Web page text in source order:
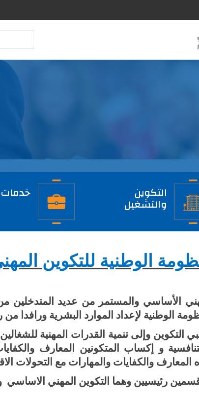
التكوين
والتشغيل
خدمات
الوطنية للتكوين
الأساسي والمستمر من عديد المتدخلين
الوطنية لإعداد الموارد البشرية ورافدا من
التكوين وإلى تنمية القدرات المهنية
و إكساب المتكونين المعارف
والكفايات والمهارات مع التحولات
رئيسيين وهما التكوين المهني